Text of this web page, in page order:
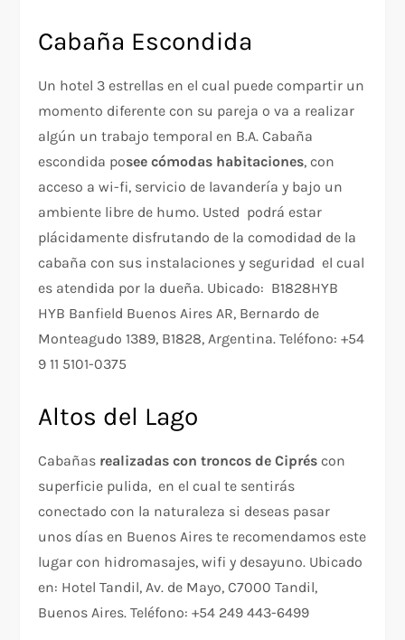
Cabaña Escondida
Un hotel 3 estrellas en el cual puede compartir un
momento diferente con su pareja o va a realizar
algún un trabajo temporal en B.A. Cabaña
escondida posee cómodas habitaciones, con
acceso a wi-fi, servicio de lavandería y bajo un
ambiente libre de humo. Usted podrá estar
plácidamente disfrutando de la comodidad de la
cabaña con sus instalaciones y seguridad el cual
es atendida por la dueña. Ubicado: B1828HYB
HYB Banfield Buenos Aires AR, Bernardo de
Monteagudo 1389, B1828, Argentina. Teléfono: +54
9 11 5101-0375
Altos del Lago
Cabañas realizadas con troncos de Ciprés con
superficie pulida, en el cual te sentirás
conectado con la naturaleza si deseas pasar
unos días en Buenos Aires te recomendamos este
lugar con hidromasajes, wifi y desayuno. Ubicado
en: Hotel Tandil, Av. de Mayo, C7000 Tandil,
Buenos Aires. Teléfono: +54 249 443-6499